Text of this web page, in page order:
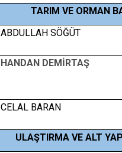
TARIM VE ORMAN
ABDULLAH SÖĞÜT
HANDAN DEMİRTAŞ
CELAL BARAN
ULAŞTIRMA VE ALT